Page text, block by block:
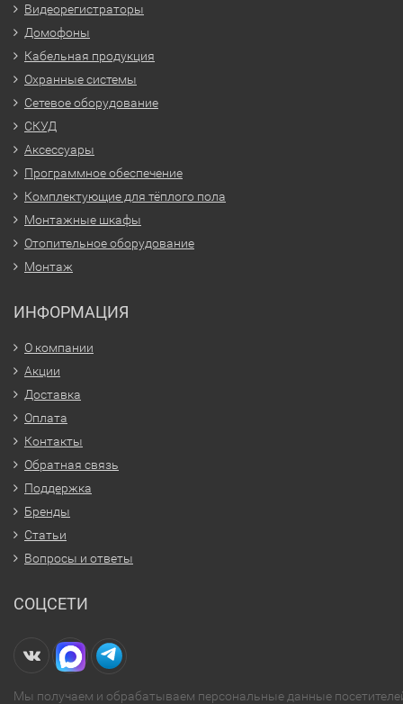
Видеорегистраторы
Домофоны
Кабельная продукция
Охранные системы
Сетевое оборудование
СКУД
Аксессуары
Программное обеспечение
Комплектующие для тёплого пола
Монтажные шкафы
Отопительное оборудование
Монтаж
ИНФОРМАЦИЯ
О компании
Акции
Доставка
Оплата
Контакты
Обратная связь
Поддержка
Бренды
Статьи
Вопросы и ответы
СОЦСЕТИ
Мы получаем и обрабатываем персональные данные